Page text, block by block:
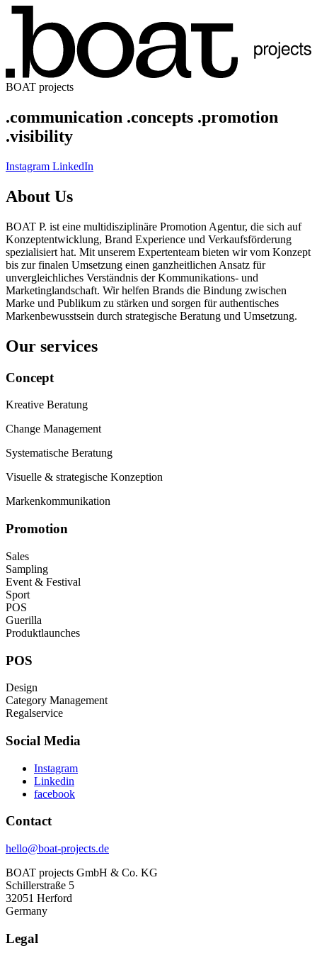
BOAT projects
.communication .concepts .promotion
.visibility
Instagram LinkedIn
About Us
BOAT P. ist eine multidisziplinäre Promotion Agentur, die sich auf
Konzeptentwicklung, Brand Experience und Verkaufsförderung
spezialisiert hat. Mit unserem Expertenteam bieten wir vom Konzept
bis zur finalen Umsetzung einen ganzheitlichen Ansatz für
unvergleichliches Verständnis der Kommunikations- und
Marketinglandschaft. Wir helfen Brands die Bindung zwischen
Marke und Publikum zu stärken und sorgen für authentisches
Markenbewusstsein durch strategische Beratung und Umsetzung.
Our services
Concept
Kreative Beratung
Change Management
Systematische Beratung
Visuelle & strategische Konzeption
Markenkommunikation
Promotion
Sales
Sampling
Event & Festival
Sport
POS
Guerilla
Produktlaunches
POS
Design
Category Management
Regalservice
Social Media
Instagram
Linkedin
facebook
Contact
hello@boat-projects.de
BOAT projects GmbH & Co. KG
Schillerstraße 5
32051 Herford
Germany
Legal